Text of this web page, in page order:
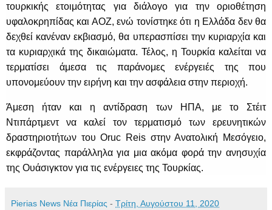
τουρκικής ετοιμότητας για διάλογο για την οριοθέτηση
υφαλοκρηπίδας και ΑΟΖ, ενώ τονίστηκε ότι η Ελλάδα δεν θα
δεχθεί κανέναν εκβιασμό, θα υπερασπίσει την κυριαρχία και
τα κυριαρχικά της δικαιώματα. Τέλος, η Τουρκία καλείται να
τερματίσει άμεσα τις παράνομες ενέργειές της που
υπονομεύουν την ειρήνη και την ασφάλεια στην περιοχή.
Άμεση ήταν και η αντίδραση των ΗΠΑ, με το Στέιτ
Ντιπάρτμεντ να καλεί τον τερματισμό των ερευνητικών
δραστηριοτήτων του Oruc Reis στην Ανατολική Μεσόγειο,
εκφράζοντας παράλληλα για μια ακόμα φορά την ανησυχία
της Ουάσιγκτον για τις ενέργειες της Τουρκίας.
Pierias News Νέα Πιερίας - Τρίτη, Αυγούστου 11, 2020